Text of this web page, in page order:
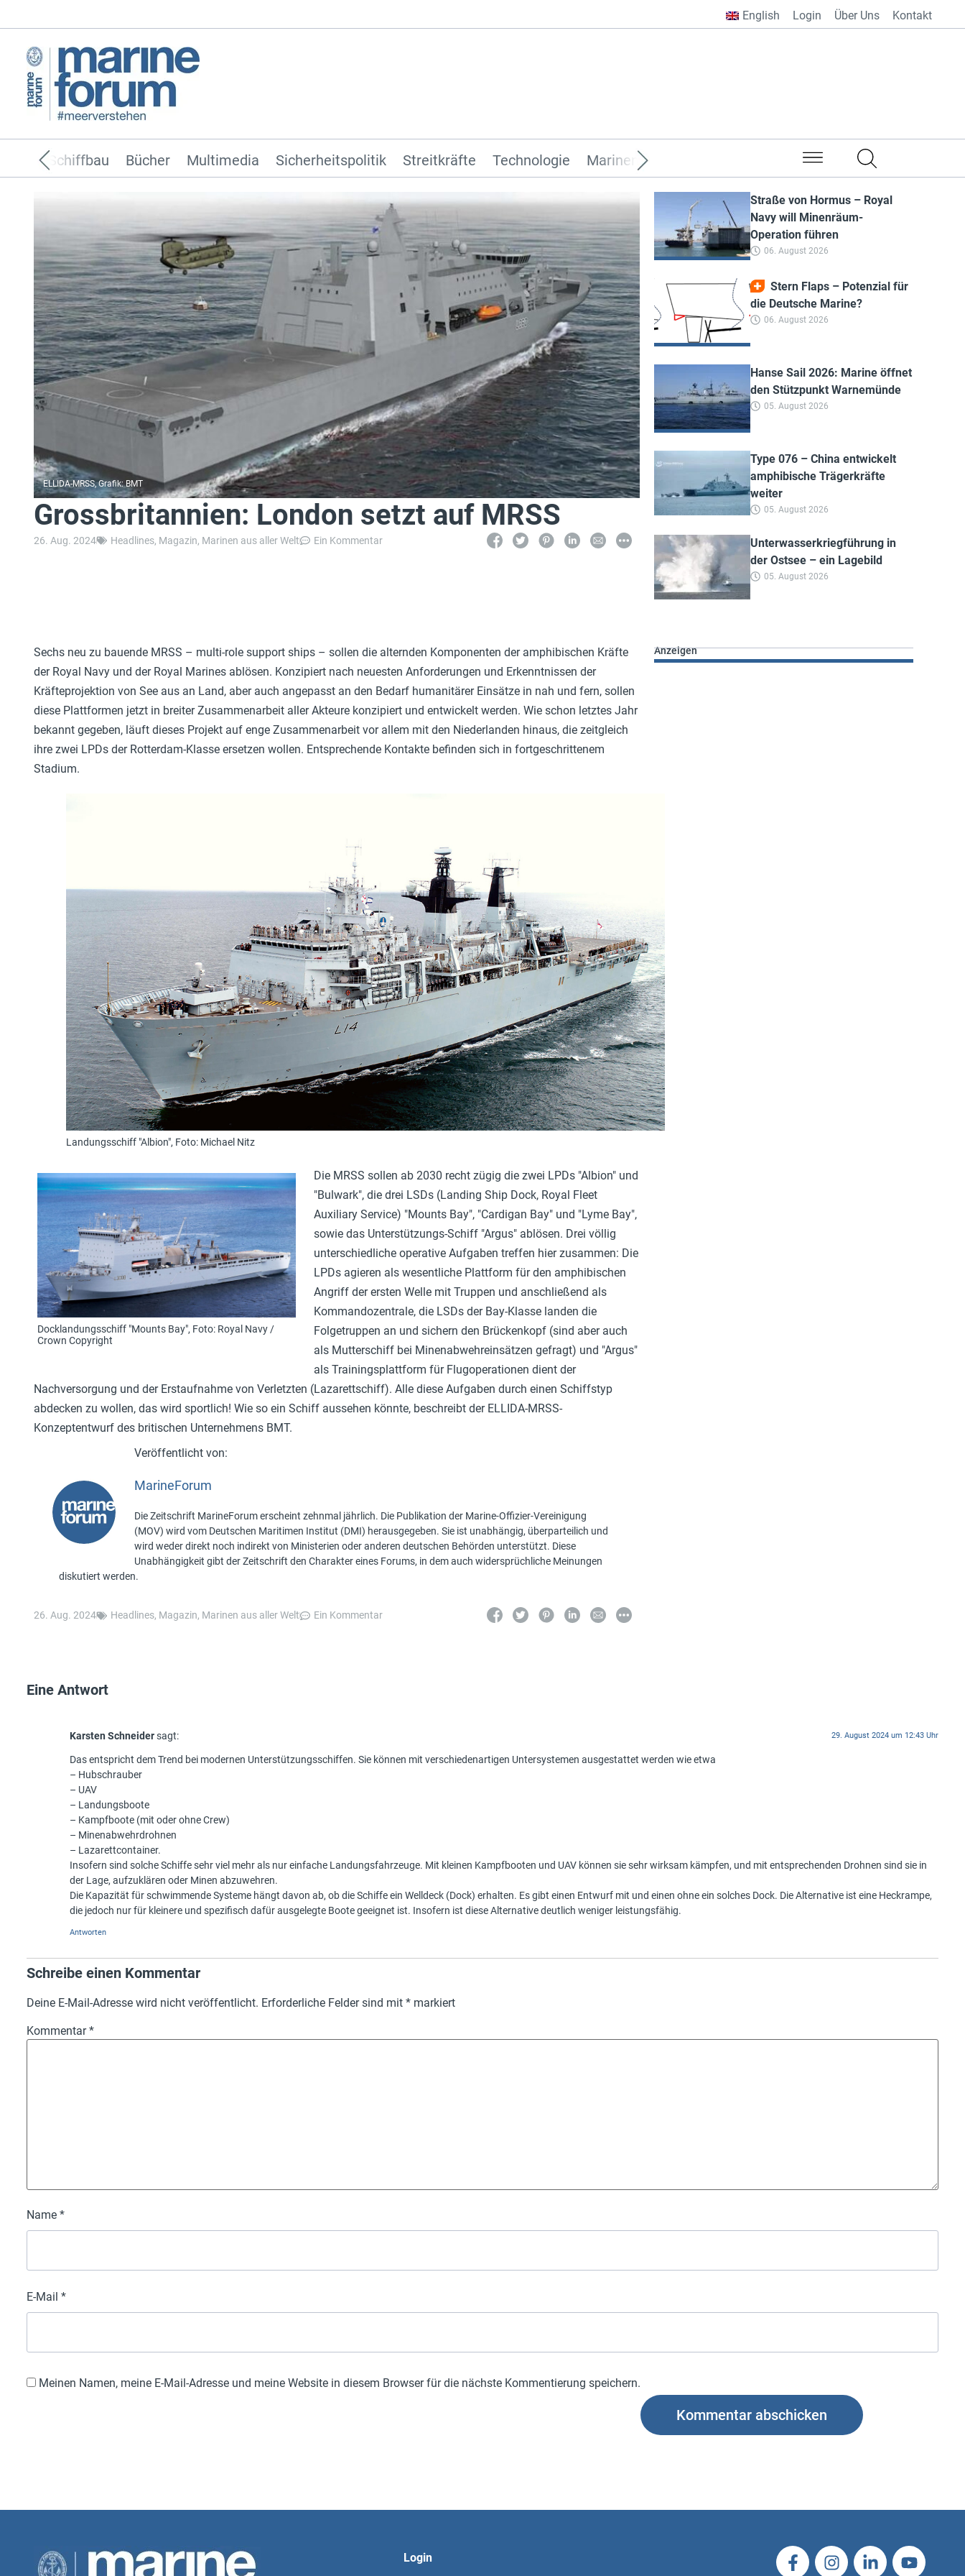
English Login Über Uns Kontakt
Sicherheitspolitik Streitkräfte Technologie Marinen aus aller Welt
Schiffbau Bücher Multimedia
ELLIDA-MRSS, Grafik: BMT
Grossbritannien: London setzt auf MRSS
26. Aug. 2024 Headlines, Magazin, Marinen aus aller Welt Ein Kommentar
Straße von Hormus – Royal
Navy will Minenräum-
Operation führen
06. August 2026
Stern Flaps – Potenzial für
die Deutsche Marine?
06. August 2026
Hanse Sail 2026: Marine öffnet
den Stützpunkt Warnemünde
05. August 2026
Type 076 – China entwickelt
amphibische Trägerkräfte
weiter
05. August 2026
Unterwasserkriegführung in
der Ostsee – ein Lagebild
05. August 2026
Sechs neu zu bauende MRSS – multi-role support ships – sollen die alternden Komponenten der amphibischen Kräfte
der Royal Navy und der Royal Marines ablösen. Konzipiert nach neuesten Anforderungen und Erkenntnissen der
Kräfteprojektion von See aus an Land, aber auch angepasst an den Bedarf humanitärer Einsätze in nah und fern, sollen
diese Plattformen jetzt in breiter Zusammenarbeit aller Akteure konzipiert und entwickelt werden. Wie schon letztes Jahr
bekannt gegeben, läuft dieses Projekt auf enge Zusammenarbeit vor allem mit den Niederlanden hinaus, die zeitgleich
ihre zwei LPDs der Rotterdam-Klasse ersetzen wollen. Entsprechende Kontakte befinden sich in fortgeschrittenem
Stadium.
Landungsschiff "Albion", Foto: Michael Nitz
Docklandungsschiff "Mounts Bay", Foto: Royal Navy /
Crown Copyright
Die MRSS sollen ab 2030 recht zügig die zwei LPDs "Albion" und
"Bulwark", die drei LSDs (Landing Ship Dock, Royal Fleet
Auxiliary Service) "Mounts Bay", "Cardigan Bay" und "Lyme Bay",
sowie das Unterstützungs-Schiff "Argus" ablösen. Drei völlig
unterschiedliche operative Aufgaben treffen hier zusammen: Die
LPDs agieren als wesentliche Plattform für den amphibischen
Angriff der ersten Welle mit Truppen und anschließend als
Kommandozentrale, die LSDs der Bay-Klasse landen die
Folgetruppen an und sichern den Brückenkopf (sind aber auch
als Mutterschiff bei Minenabwehreinsätzen gefragt) und "Argus"
als Trainingsplattform für Flugoperationen dient der
Nachversorgung und der Erstaufnahme von Verletzten (Lazarettschiff). Alle diese Aufgaben durch einen Schiffstyp
abdecken zu wollen, das wird sportlich! Wie so ein Schiff aussehen könnte, beschreibt der ELLIDA-MRSS-
Konzeptentwurf des britischen Unternehmens BMT.
MarineForum
Die Zeitschrift MarineForum erscheint zehnmal jährlich. Die Publikation der Marine-Offizier-Vereinigung
(MOV) wird vom Deutschen Maritimen Institut (DMI) herausgegeben. Sie ist unabhängig, überparteilich und
wird weder direkt noch indirekt von Ministerien oder anderen deutschen Behörden unterstützt. Diese
Unabhängigkeit gibt der Zeitschrift den Charakter eines Forums, in dem auch widersprüchliche Meinungen
diskutiert werden.
26. Aug. 2024 Headlines, Magazin, Marinen aus aller Welt Ein Kommentar
Anzeigen
Eine Antwort
Karsten Schneidersagt: 29. August 2024 um 12:43 Uhr
Das entspricht dem Trend bei modernen Unterstützungsschiffen. Sie können mit verschiedenartigen Untersystemen ausgestattet werden wie etwa
– Hubschrauber
– UAV
– Landungsboote
– Kampfboote (mit oder ohne Crew)
– Minenabwehrdrohnen
– Lazarettcontainer.
Insofern sind solche Schiffe sehr viel mehr als nur einfache Landungsfahrzeuge. Mit kleinen Kampfbooten und UAV können sie sehr wirksam kämpfen, und mit entsprechenden Drohnen sind sie in
der Lage, aufzuklären oder Minen abzuwehren.
Die Kapazität für schwimmende Systeme hängt davon ab, ob die Schiffe ein Welldeck (Dock) erhalten. Es gibt einen Entwurf mit und einen ohne ein solches Dock. Die Alternative ist eine Heckrampe,
die jedoch nur für kleinere und spezifisch dafür ausgelegte Boote geeignet ist. Insofern ist diese Alternative deutlich weniger leistungsfähig.
Antworten
Schreibe einen Kommentar
Deine E-Mail-Adresse wird nicht veröffentlicht. Erforderliche Felder sind mit * markiert
Kommentar*
Name *
E-Mail *
Meinen Namen, meine E-Mail-Adresse und meine Website in diesem Browser für die nächste Kommentierung speichern.
Login